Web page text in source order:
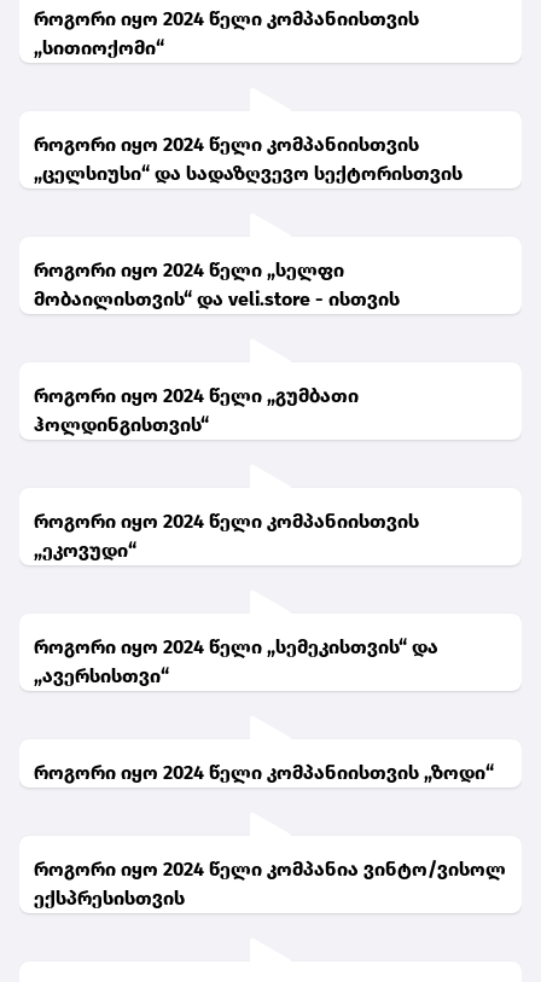
როგორი იყო 2024 წელი კომპანიისთვის
„სითიოქომი“
როგორი იყო 2024 წელი კომპანიისთვის
„ცელსიუსი“ და სადაზღვევო სექტორისთვის
როგორი იყო 2024 წელი „სელფი
მობაილისთვის“ და veli.store - ისთვის
როგორი იყო 2024 წელი „გუმბათი
ჰოლდინგისთვის“
როგორი იყო 2024 წელი კომპანიისთვის
„ეკოვუდი“
როგორი იყო 2024 წელი „სემეკისთვის“ და
„ავერსისთვი“
როგორი იყო 2024 წელი კომპანიისთვის „ზოდი“
როგორი იყო 2024 წელი კომპანია ვინტო/ვისოლ
ექსპრესისთვის